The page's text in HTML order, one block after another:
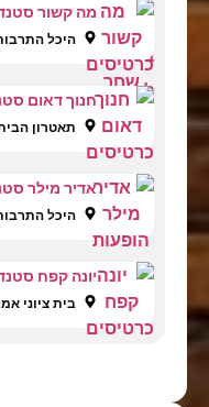
מה קשור
היכל
חנוך דאום
תאטרון
אדיר מילר
היכל
יונה קפח
בית ציוני